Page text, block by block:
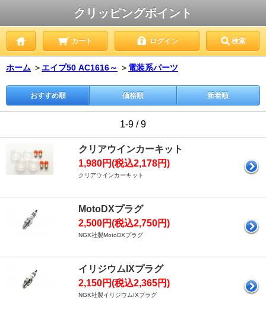
クリッピングポイント
カート ログイン 検索
ホーム ＞ エイプ50 AC1616～ ＞ 電装系パーツ
おすすめ順 価格順 新着順
1-9 / 9
クリアウインカーキット
1,980円(税込2,178円)
クリアウインカーキット
MotoDXプラグ
2,500円(税込2,750円)
NGK社製MotoDXプラグ
イリジウムIXプラグ
2,150円(税込2,365円)
NGK社製イリジウムIXプラグ